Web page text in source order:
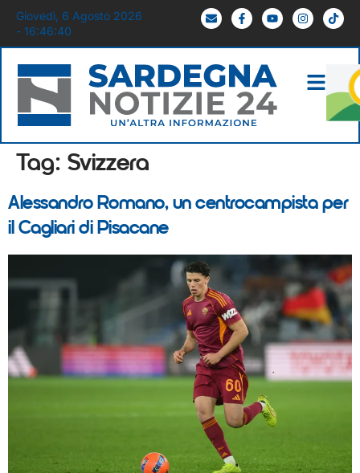
Giovedì, 6 Agosto 2026
- 16:46:40
Tag: Svizzera
Alessandro Romano, un centrocampista per
il Cagliari di Pisacane